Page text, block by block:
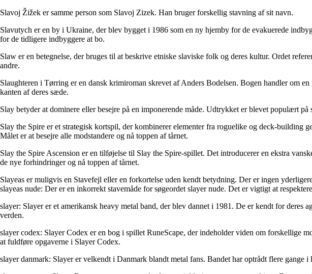
Slavoj Žižek er samme person som Slavoj Zizek. Han bruger forskellig stavning af sit navn.
Slavutych er en by i Ukraine, der blev bygget i 1986 som en ny hjemby for de evakuerede
for de tidligere indbyggere at bo.
Slaw er en betegnelse, der bruges til at beskrive etniske slaviske folk og deres kultur. Ordet
andre.
Slaughteren i Tørring er en dansk krimiroman skrevet af Anders Bodelsen. Bogen handler om
kanten af deres sæde.
Slay betyder at dominere eller besejre på en imponerende måde. Udtrykket er blevet populært
Slay the Spire er et strategisk kortspil, der kombinerer elementer fra roguelike og deck-
Målet er at besejre alle modstandere og nå toppen af tårnet.
Slay the Spire Ascension er en tilføjelse til Slay the Spire-spillet. Det introducerer en ekstra
de nye forhindringer og nå toppen af tårnet.
Slayeas er muligvis en Stavefejl eller en forkortelse uden kendt betydning. Der er ingen
slayeas nude: Der er en inkorrekt stavemåde for søgeordet slayer nude. Det er vigtigt at
slayer: Slayer er et amerikansk heavy metal band, der blev dannet i 1981. De er kendt for
verden.
slayer codex: Slayer Codex er en bog i spillet RuneScape, der indeholder viden om forskellige
at fuldføre opgaverne i Slayer Codex.
slayer danmark: Slayer er velkendt i Danmark blandt metal fans. Bandet har optrådt flere gange